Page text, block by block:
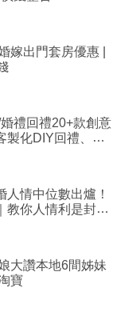
嫁出門套房優惠 |
禮回禮20+款創意
製化DIY回禮、姊
人情中位數出爐！
教你人情利是封寫
大讚本地6間姊妹
淘寶